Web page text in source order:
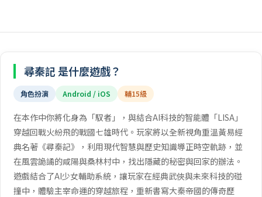
尋秦記 是什麼遊戲？
角色扮演 Android / iOS 輔15級
在本作中你將化身為「馭者」，與結合AI科技的智能體「LISA」
穿越回戰火紛飛的戰國七雄時代。玩家將以全新視角重溫黃易經
典名著《尋秦記》，利用現代智慧與歷史知識導正時空軌跡，並
在風雲詭譎的咸陽與桑林村中，找出隱藏的秘密與回家的辦法。
遊戲結合了AI少女輔助系統，讓玩家在經典武俠與未來科技的碰
撞中，體驗主宰命運的穿越旅程，重新書寫大秦帝國的傳奇歷